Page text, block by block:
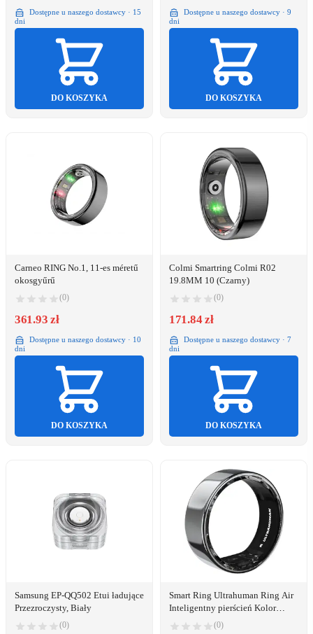
Dostępne u naszego dostawcy · 15
dni
DO KOSZYKA
Dostępne u naszego dostawcy · 9
dni
DO KOSZYKA
Carneo RING No.1, 11-es méretű
okosgyűrű
(0)
361.93 zł
Dostępne u naszego dostawcy · 10
dni
DO KOSZYKA
Colmi Smartring Colmi R02
19.8MM 10 (Czarny)
(0)
171.84 zł
Dostępne u naszego dostawcy · 7
dni
DO KOSZYKA
Samsung EP-QQ502 Etui ładujące
Przezroczysty, Biały
(0)
Smart Ring Ultrahuman Ring Air
Inteligentny pierścień Kolor
srebrny 11 dydżu
(0)